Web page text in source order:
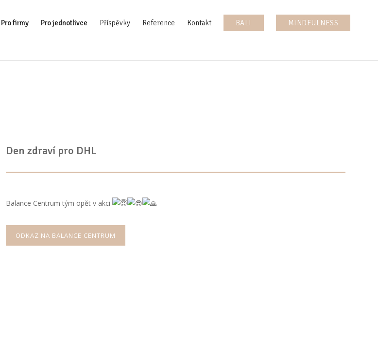
Pro firmy Pro jednotlivce Příspěvky Reference Kontakt BALI MINDFULNESS
Den zdraví pro DHL
Balance Centrum tým opět v akci
ODKAZ NA BALANCE CENTRUM